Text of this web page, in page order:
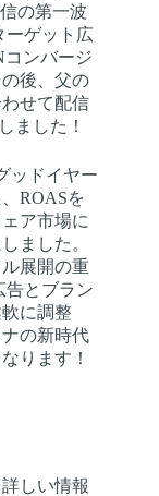
の第一波
ーゲット広
コンバージ
後、父の
せて配信
ました！
ッドイヤー
ROASを
ア市場に
ました。
展開の重
告とブラン
に調整
の新時代
ります！
しい情報